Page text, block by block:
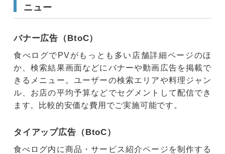
ニュー
バナー広告（BtoC）
食べログでPVがもっとも多い店舗詳細ページのほ
か、検索結果画面などにバナーや動画広告を掲載で
きるメニュー。ユーザーの検索エリアや料理ジャン
ル、お店の平均予算などでセグメントして配信でき
ます。比較的安価な費用でご実施可能です。
タイアップ広告（BtoC）
食べログ内に商品・サービス紹介ページを制作する